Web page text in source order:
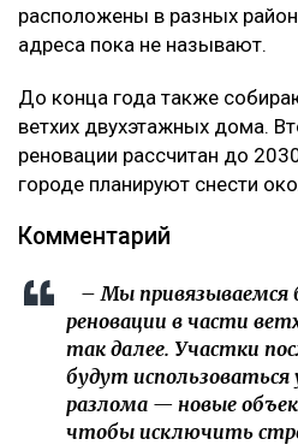
расположены в разных
адреса пока не называют.
До конца года также
ветхих двухэтажных дома.
реновации рассчитан до
городе планируют снести
Комментарий
– Мы привязываемся
реновации в части
так далее. Участки
будут
разлома — новые
чтобы исключить